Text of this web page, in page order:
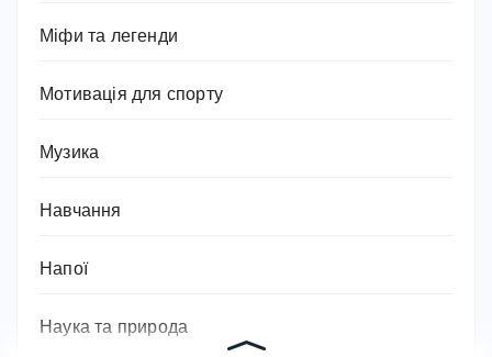
Міфи та легенди
Мотивація для спорту
Музика
Навчання
Напої
Наука та природа